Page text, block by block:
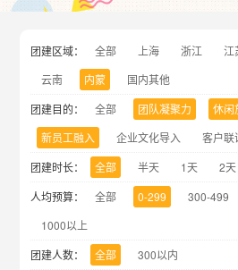
团建区域： 全部 上海 浙江 江
云南
内蒙
国内其他
团建目的：
全部 团队凝聚力 休闲
新员工融入
企业文化导入 客户联
团建时长：
全部 半天 1天 2天
人均预算：
全部 0-299 300-499
1000以上
团建人数：
全部 300以内